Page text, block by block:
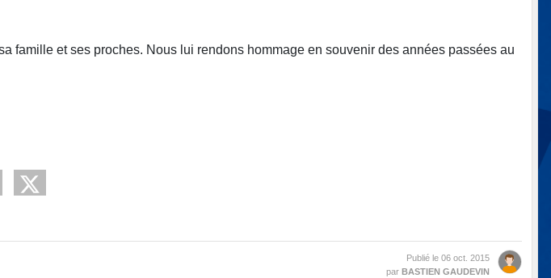
famille et ses proches. Nous lui rendons hommage en souvenir des années passées au
Publié le 06 oct. 2015
par BASTIEN GAUDEVIN